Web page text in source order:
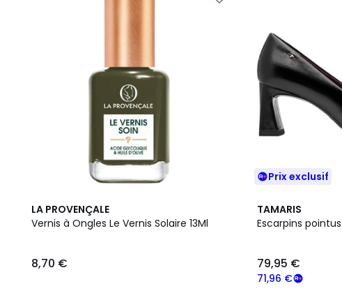
LA PROVENÇALE
Vernis à Ongles Le Vernis Solaire 13Ml
8,70 €
2
Couleurs
Prix exclusif
TAMARIS
Escarpins
71,96 €
79,95 €
2
Couleurs